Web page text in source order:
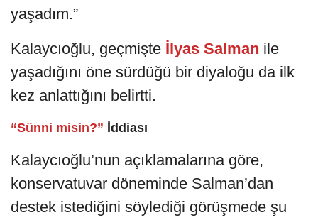
yaşadım.”
Kalaycıoğlu, geçmişte İlyas Salman ile
yaşadığını öne sürdüğü bir diyaloğu da ilk
kez anlattığını belirtti.
“Sünni misin?” İddiası
Kalaycıoğlu’nun açıklamalarına göre,
konservatuvar döneminde Salman’dan
destek istediğini söylediği görüşmede şu